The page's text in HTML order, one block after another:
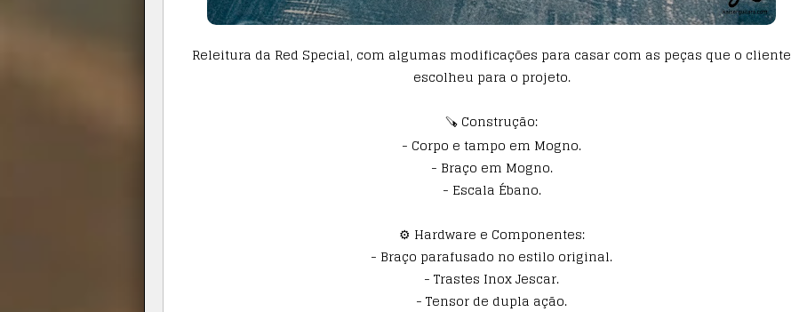
Releitura da Red Special, com algumas modificações para casar com as peças que o cliente
escolheu para o projeto.
🪚 Construção:
- Corpo e tampo em Mogno.
- Braço em Mogno.
- Escala Ébano.
⚙️ Hardware e Componentes:
- Braço parafusado no estilo original.
- Trastes Inox Jescar.
- Tensor de dupla ação.